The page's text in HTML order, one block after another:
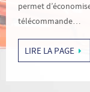
permet
télécommande…
LIRE LA PAGE